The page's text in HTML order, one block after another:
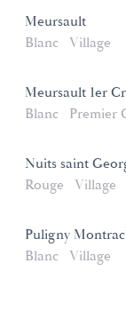
Meursault
Blanc
Village
Meursault 1er
Blanc
Premier
Nuits saint
Rouge
Village
Puligny
Blanc
Village